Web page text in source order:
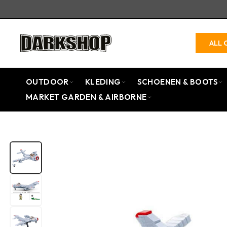
ALL
OUTDOOR KLEDING
SCHOENEN & BOOTS
MARKET GARDEN & AIRBORNE